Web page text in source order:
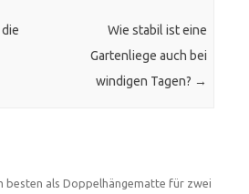
Wie stabil ist eine
Gartenliege auch bei
windigen Tagen? →
besten als Doppelhängematte für zwei